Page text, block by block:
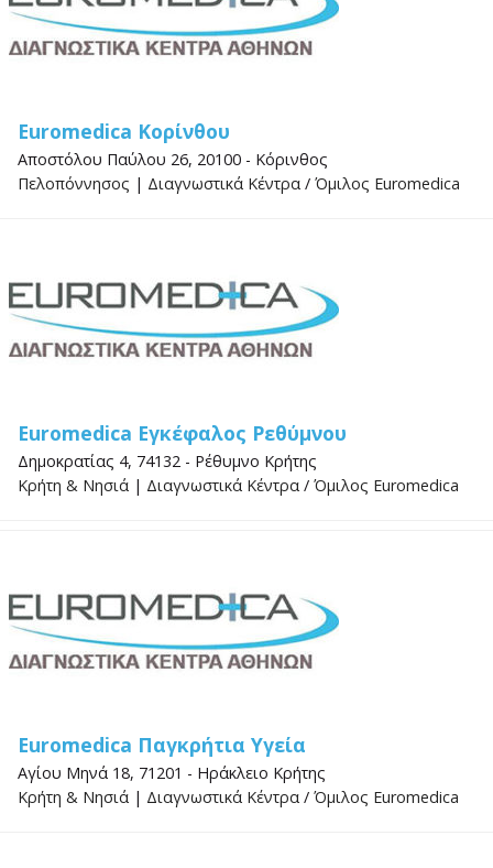
Euromedica Κορίνθου
Αποστόλου Παύλου 26, 20100 - Κόρινθος
Πελοπόννησος | Διαγνωστικά Κέντρα / Όμιλος Euromedica
Euromedica Εγκέφαλος Ρεθύμνου
Δημοκρατίας 4, 74132 - Ρέθυμνο Κρήτης
Κρήτη & Νησιά | Διαγνωστικά Κέντρα / Όμιλος Euromedica
Euromedica Παγκρήτια Υγεία
Αγίου Μηνά 18, 71201 - Ηράκλειο Κρήτης
Κρήτη & Νησιά | Διαγνωστικά Κέντρα / Όμιλος Euromedica